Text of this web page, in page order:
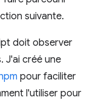
suivante.
doit observer
J'ai créé une
pour faciliter
l'utiliser pour